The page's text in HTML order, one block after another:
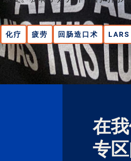
化疗 疲劳 回肠造口术 LARS
在
专